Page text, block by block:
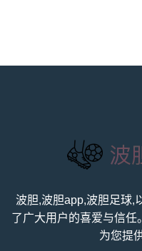
波胆,波胆app,波胆足球,
了广大用户的喜爱与信任
为您提